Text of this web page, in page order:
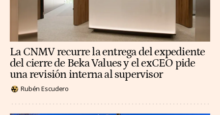
La CNMV recurre la entrega del expediente
del cierre de Beka Values y el exCEO pide
una revisión interna al supervisor
Rubén Escudero